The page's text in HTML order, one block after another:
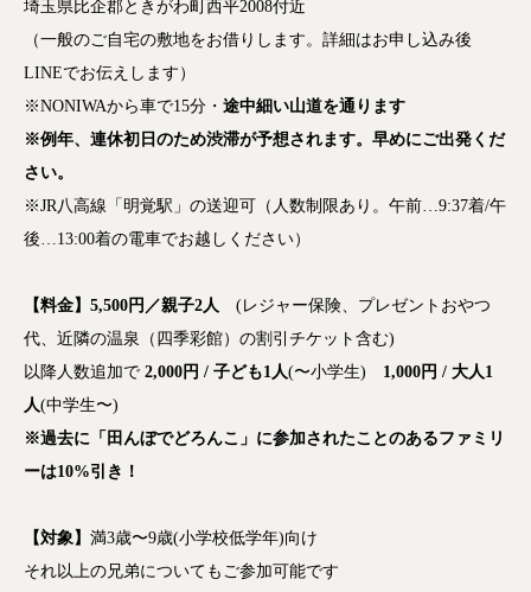
埼玉県比企郡ときがわ町西平2008付近
（一般のご自宅の敷地をお借りします。詳細はお申し込み後
LINEでお伝えします）
※NONIWAから車で15分・ 途中細い山道を通ります
※例年、連休初日のため渋滞が予想されます。早めにご出発くだ
さい。
※JR八高線「明覚駅」の送迎可（人数制限あり。午前…9:37着/午
後…13:00着の電車でお越しください）
【料金】5,500円／親子2人 (レジャー保険、プレゼントおやつ
代、近隣の温泉（四季彩館）の割引チケット含む)
以降人数追加で 2,000円 / 子ども1人(〜小学生) 1,000円 / 大人1
人(中学生〜)
※過去に「田んぼでどろんこ」に参加されたことのあるファミリ
ーは10%引き！
【対象】 満3歳〜9歳(小学校低学年)向け
それ以上の兄弟についてもご参加可能です